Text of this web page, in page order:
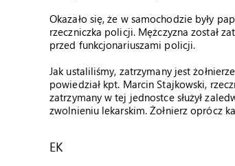
Okazało się, że w samochodzie były
rzeczniczka policji. Mężczyzna został
przed funkcjonariuszami policji.
Jak ustaliliśmy, zatrzymany jest
powiedział kpt. Marcin Stajkowski,
zatrzymany w tej jednostce służył
zwolnieniu lekarskim. Żołnierz oprócz
EK